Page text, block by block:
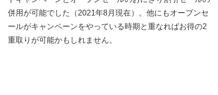
併用が可能でした（2021年8月現在）。他にもオープンセ
ールがキャンペーンをやっている時期と重なればお得の2
重取りが可能かもしれません。